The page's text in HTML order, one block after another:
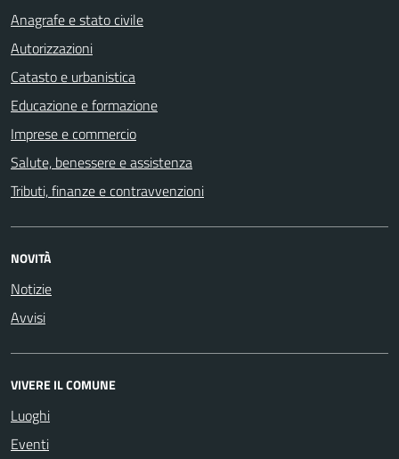
Anagrafe e stato civile
Autorizzazioni
Catasto e urbanistica
Educazione e formazione
Imprese e commercio
Salute, benessere e assistenza
Tributi, finanze e contravvenzioni
NOVITÀ
Notizie
Avvisi
VIVERE IL COMUNE
Luoghi
Eventi